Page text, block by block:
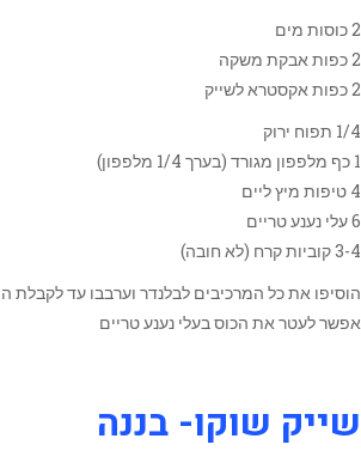
2 כוסות מים
2 כפות אבקת משקה
2 כפות אקסטרא לשייק
1/4 תפוח ירוק
1 כף מלפפון מגורד (בערך 1/4 מלפפון)
4 טיפות מיץ ליים
6 עלי נענע טריים
3-4 קוביות קרח (לא חובה)
הוסיפו את כל המרכיבים לבלנדר וערבבו עד לקבלת
אפשר לעטר את הכוס בעלי נענע טריים
שייק שוקו- בננה